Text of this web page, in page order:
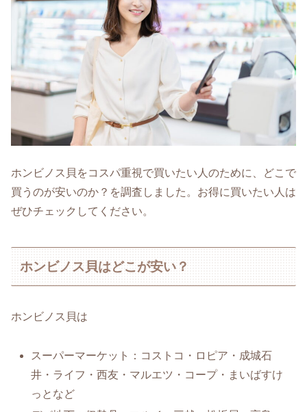
ホンビノス貝をコスパ重視で買いたい人のために、どこで
買うのが安いのか？を調査しました。お得に買いたい人は
ぜひチェックしてください。
ホンビノス貝はどこが安い？
ホンビノス貝は
スーパーマーケット：コストコ・ロピア・成城石
井・ライフ・西友・マルエツ・コープ・まいばすけ
っとなど